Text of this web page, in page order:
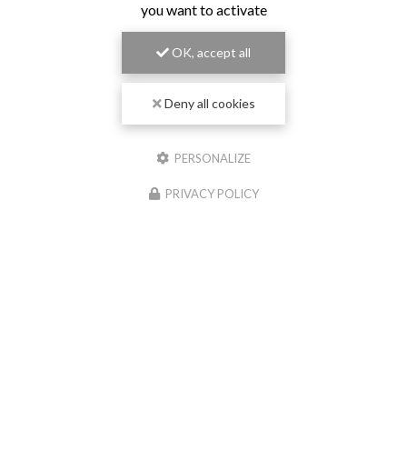
you want to activate
OK, accept all
Deny all cookies
PERSONALIZE
PRIVACY POLICY